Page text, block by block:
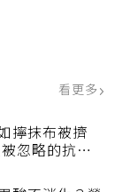
看更多
擰抹布被擠
忽略的抗老